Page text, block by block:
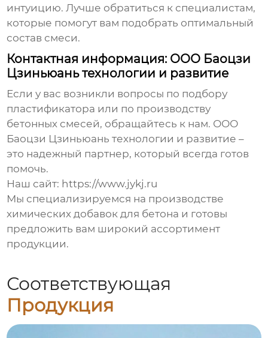
интуицию. Лучше обратиться к специалистам,
которые помогут вам подобрать оптимальный
состав смеси.
Контактная информация: ООО Баоцзи
Цзиньюань технологии и развитие
Если у вас возникли вопросы по подбору
пластификатора или по производству
бетонных смесей, обращайтесь к нам. ООО
Баоцзи Цзиньюань технологии и развитие –
это надежный партнер, который всегда готов
помочь.
Наш сайт: https://www.jykj.ru
Мы специализируемся на производстве
химических добавок для бетона и готовы
предложить вам широкий ассортимент
продукции.
Соответствующая
Продукция